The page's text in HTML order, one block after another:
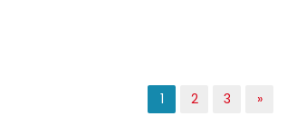
1 2 3 »